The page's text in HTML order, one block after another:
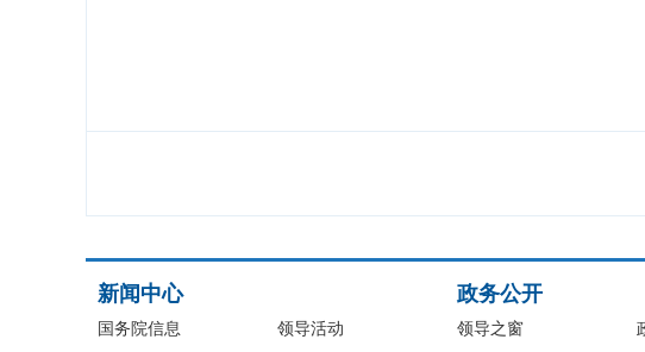
新闻中心
国务院信息 领导活动
政务公开
领导之窗